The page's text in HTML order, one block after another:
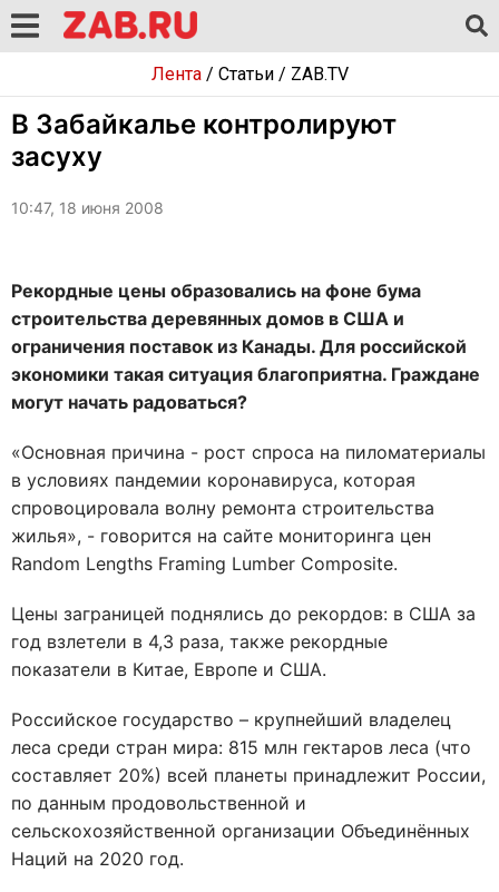
Лента/ Статьи/ ZAB.TV
В Забайкалье контролируют
засуху
10:47, 18 июня 2008
Рекордные цены образовались на фоне бума
строительства деревянных домов в США и
ограничения поставок из Канады. Для российской
экономики такая ситуация благоприятна. Граждане
могут начать радоваться?
«Основная причина - рост спроса на пиломатериалы
в условиях пандемии коронавируса, которая
спровоцировала волну ремонта строительства
жилья», - говорится на сайте мониторинга цен
Random Lengths Framing Lumber Composite.
Цены заграницей поднялись до рекордов: в США за
год взлетели в 4,3 раза, также рекордные
показатели в Китае, Европе и США.
Российское государство – крупнейший владелец
леса среди стран мира: 815 млн гектаров леса (что
составляет 20%) всей планеты принадлежит России,
по данным продовольственной и
сельскохозяйственной организации Объединённых
Наций на 2020 год.